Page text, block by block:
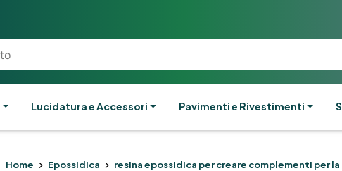
Lucidatura e Accessori Pavimenti e Rivestimenti
Home Epossidica resina epossidica per creare complementi per la